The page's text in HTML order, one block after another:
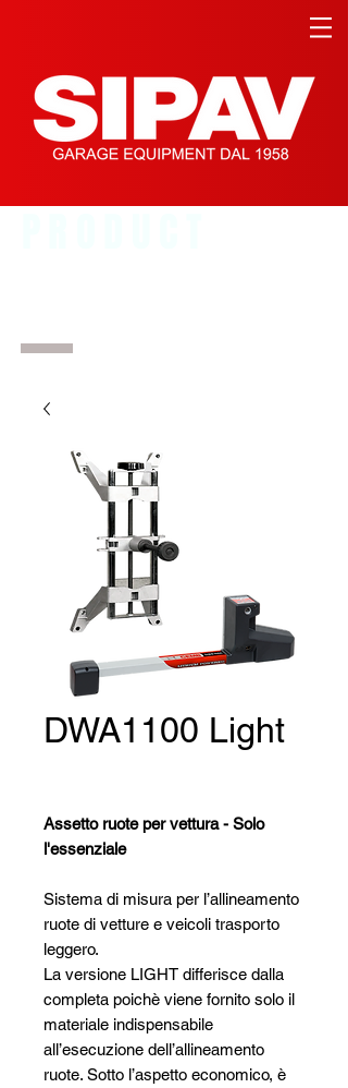
DWA1100 Light
Assetto ruote per vettura - Solo
l'essenziale
Sistema di misura per l’allineamento
ruote di vetture e veicoli trasporto
leggero.
La versione LIGHT differisce dalla
completa poichè viene fornito solo il
materiale indispensabile
all’esecuzione dell’allineamento
ruote. Sotto l’aspetto economico, è